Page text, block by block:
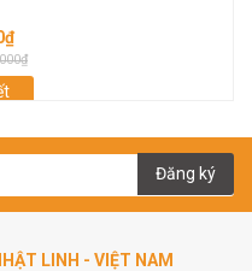
Đăng ký
LINH - VIỆT NAM